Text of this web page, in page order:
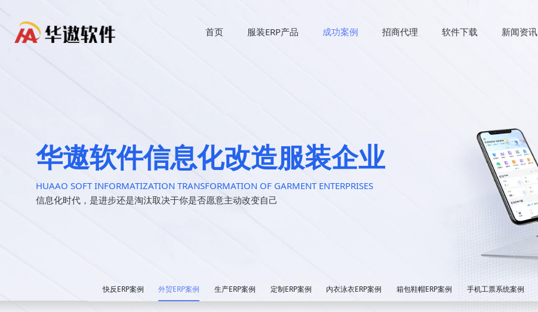
首页 服装ERP产品 成功案例 招商代理 软件下载 新闻资讯
华遨软件信息化改造服装企业
HUAAO SOFT INFORMATIZATION TRANSFORMATION OF GARMENT ENTERPRISES
信息化时代，是进步还是淘汰取决于你是否愿意主动改变自己
快反ERP案例 外贸ERP案例 生产ERP案例 定制ERP案例 内衣泳衣ERP案例 箱包鞋帽ERP案例 手机工票系统案例